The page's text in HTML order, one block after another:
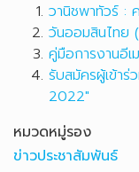
วานิชพาทัวร์ :
วันออมสินไทย
คู่มือการงานอีเ
รับสมัครผู้เข้าร่
2022"
หมวดหมู่รอง
ข่าวประชาสัมพันธ์